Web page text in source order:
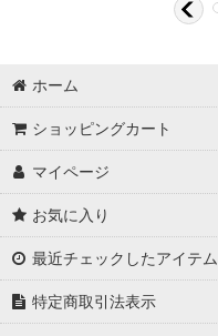
ホーム
ショッピングカート
マイページ
お気に入り
最近チェックしたアイテム
特定商取引法表示